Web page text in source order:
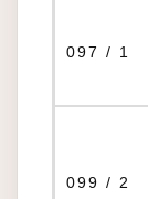
097 / 1
099 / 2